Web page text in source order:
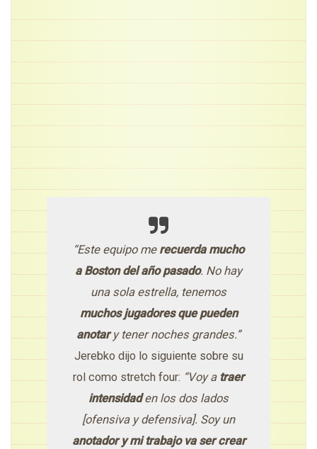
“Este equipo me recuerda mucho
a Boston del año pasado. No hay
una sola estrella, tenemos
muchos jugadores que pueden
anotary tener noches grandes.”
Jerebko dijo lo siguiente sobre su
rol como stretch four: “Voy a traer
intensidaden los dos lados
[ofensiva y defensiva]. Soy un
anotador y mi trabajo va ser crear